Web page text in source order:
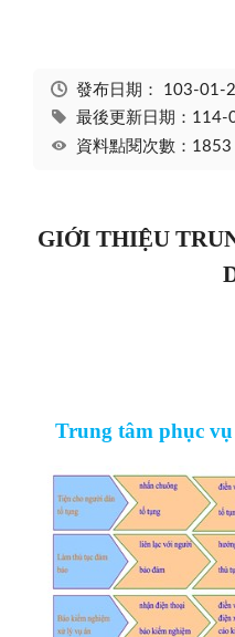
發布日期： 103-01-
最後更新日期：114-
資料點閱次數：1853
GIỚI THIỆU
Trung tâm phục